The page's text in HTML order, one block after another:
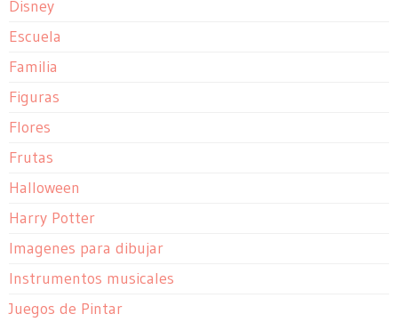
Disney
Escuela
Familia
Figuras
Flores
Frutas
Halloween
Harry Potter
Imagenes para dibujar
Instrumentos musicales
Juegos de Pintar